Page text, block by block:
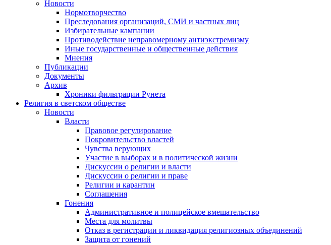
Новости
Нормотворчество
Преследования организаций, СМИ и частных лиц
Избирательные кампании
Противодействие неправомерному антиэкстремизму
Иные государственные и общественные действия
Мнения
Публикации
Документы
Архив
Хроники фильтрации Рунета
Религия в светском обществе
Новости
Власти
Правовое регулирование
Покровительство властей
Чувства верующих
Участие в выборах и в политической жизни
Дискуссии о религии и власти
Дискуссии о религии и праве
Религии и карантин
Соглашения
Гонения
Административное и полицейское вмешательство
Места для молитвы
Отказ в регистрации и ликвидация религиозных объединений
Защита от гонений